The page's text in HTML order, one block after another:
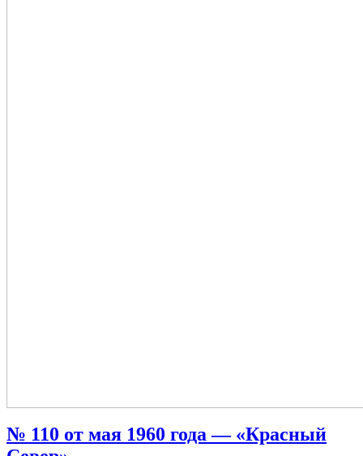
№ 110 от мая 1960 года — «Красный